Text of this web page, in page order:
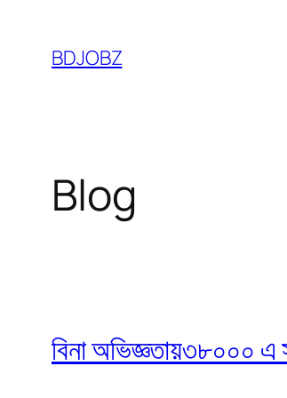
content
BDJOBZ
Blog
বিনা অভিজ্ঞতায়৩৮০০০ এ